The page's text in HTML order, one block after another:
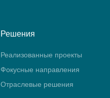
Решения
Реализованные проекты
Фокусные направления
Отраслевые решения